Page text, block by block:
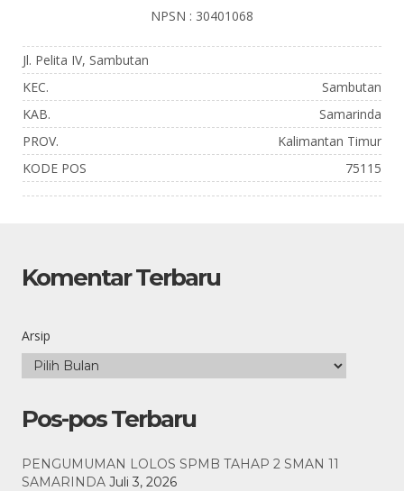
NPSN : 30401068
Jl. Pelita IV, Sambutan
KEC.
Sambutan
KAB.
Samarinda
PROV.
Kalimantan Timur
KODE POS
75115
Komentar Terbaru
Arsip
Pos-pos Terbaru
PENGUMUMAN LOLOS SPMB TAHAP 2 SMAN 11
SAMARINDA Juli 3, 2026